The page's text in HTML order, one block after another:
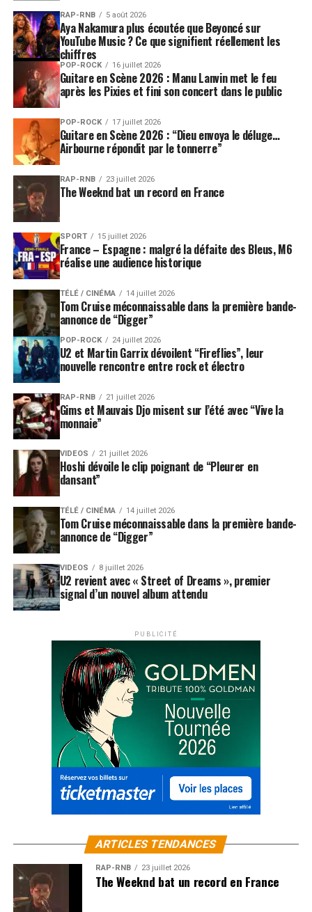
RAP-RNB 5 août 2026
Aya Nakamura plus écoutée que Beyoncé sur
YouTube Music ? Ce que signifient réellement les
chiffres
POP-ROCK 16 juillet 2026
Guitare en Scène 2026 : Manu Lanvin met le feu
après les Pixies et fini son concert dans le public
POP-ROCK 17 juillet 2026
Guitare en Scène 2026 : “Dieu envoya le déluge…
Airbourne répondit par le tonnerre”
RAP-RNB 23 juillet 2026
The Weeknd bat un record en France
SPORT 15 juillet 2026
France – Espagne : malgré la défaite des Bleus, M6
réalise une audience historique
TÉLÉ / CINÉMA 14 juillet 2026
Tom Cruise méconnaissable dans la première bande-
annonce de “Digger”
POP-ROCK 24 juillet 2026
U2 et Martin Garrix dévoilent “Fireflies”, leur
nouvelle rencontre entre rock et électro
RAP-RNB 21 juillet 2026
Gims et Mauvais Djo misent sur l’été avec “Vive la
monnaie”
VIDEOS 21 juillet 2026
Hoshi dévoile le clip poignant de “Pleurer en
dansant”
TÉLÉ / CINÉMA 14 juillet 2026
Tom Cruise méconnaissable dans la première bande-
annonce de “Digger”
VIDEOS 8 juillet 2026
U2 revient avec « Street of Dreams », premier
signal d’un nouvel album attendu
PUBLICITÉ
ARTICLES TENDANCES
RAP-RNB 23 juillet 2026
The Weeknd bat un record en France